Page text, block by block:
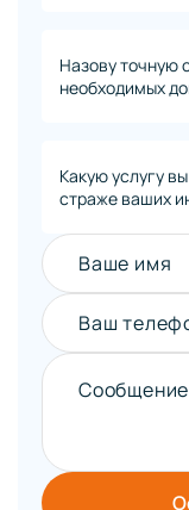
Назову точную
необходимых
Какую услугу
страже ваших
Ваше имя
Ваш
Сообщение